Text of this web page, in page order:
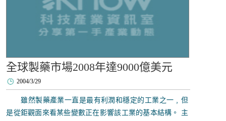
全球製藥市場2008年達9000億美元
2004/3/29
雖然製藥產業一直是最有利潤和穩定的工業之一﹐但
是從鉅觀面來看某些變數正在影響該工業的基本結構。 主